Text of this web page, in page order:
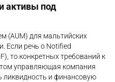
активы под
(AUM) для мальтийских
Если речь о Notified
то конкретных требований к
управляющая компания
ликвидность и финансовую